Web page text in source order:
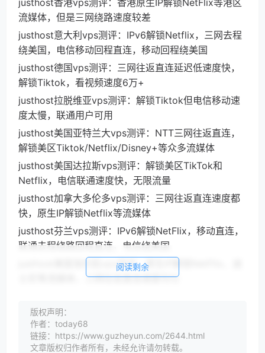
justhost香港vps测评：香港原生IP解锁NetFlix等港区
流媒体，但是三网绕路速度较差
justhost意大利vps测评：IPv6解锁Netflix，三网去程
绕美国，电信移动回程直连，移动回程绕美国
justhost德国vps测评：三网往返直连延迟低速度快，
解锁Tiktok，看视频速度6万+
justhost拉脱维亚vps测评：解锁Tiktok但电信移动速
度太慢，联通用户可用
justhost美国亚特兰大vps测评：NTT三网往返直连，
解锁美区Tiktok/Netflix/Disney+等众多流媒体
justhost美国达拉斯vps测评：解锁美区TikTok和
Netflix，电信联通速度快，无限流量
justhost加拿大多伦多vps测评：三网往返直连速度都
快，原生IP解锁Netflix等流媒体
justhost芬兰vps测评：IPv6解锁NetFlix，移动直连，
联通去程绕路回程直连，电信绕美国
justhost美国洛杉矶vps测评：原生IP解锁NetFlix、迪
士尼等流媒体，三网往返直连速度均匀
justhost官方网站地址：
justhost是一家成立于2006年的俄国VPS商家，主营
俄罗斯莫斯科DataLine、莫斯科Fiord机、新西伯利亚
阅读剩余
版权声明：
作者：today68
链接：https://www.guzheyun.com/2644.html
文章版权归作者所有，未经允许请勿转载。